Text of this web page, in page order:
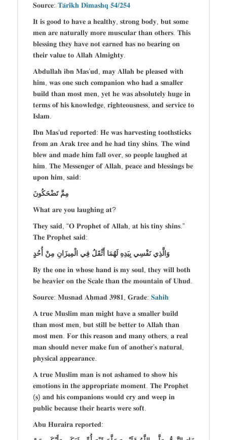
𝐒𝐨𝐮𝐫𝐜𝐞: 𝐓𝐚̄𝐫𝐢̄𝐤𝐡 𝐃𝐢𝐦𝐚𝐬𝐡𝐪 𝟓𝟒/𝟐𝟓𝟒
𝐈𝐭 𝐢𝐬 𝐠𝐨𝐨𝐝 𝐭𝐨 𝐡𝐚𝐯𝐞 𝐚 𝐡𝐞𝐚𝐥𝐭𝐡𝐲, 𝐬𝐭𝐫𝐨𝐧𝐠 𝐛𝐨𝐝𝐲, 𝐛𝐮𝐭 𝐬𝐨𝐦𝐞
𝐦𝐞𝐧 𝐚𝐫𝐞 𝐧𝐚𝐭𝐮𝐫𝐚𝐥𝐥𝐲 𝐦𝐨𝐫𝐞 𝐦𝐮𝐬𝐜𝐮𝐥𝐚𝐫 𝐭𝐡𝐚𝐧 𝐨𝐭𝐡𝐞𝐫𝐬. 𝐓𝐡𝐢𝐬
𝐛𝐥𝐞𝐬𝐬𝐢𝐧𝐠 𝐭𝐡𝐞𝐲 𝐡𝐚𝐯𝐞 𝐧𝐨𝐭 𝐞𝐚𝐫𝐧𝐞𝐝 𝐡𝐚𝐬 𝐧𝐨 𝐛𝐞𝐚𝐫𝐢𝐧𝐠 𝐨𝐧
𝐭𝐡𝐞𝐢𝐫 𝐯𝐚𝐥𝐮𝐞 𝐭𝐨 𝐀𝐥𝐥𝐚𝐡 𝐀𝐥𝐦𝐢𝐠𝐡𝐭𝐲.
𝐀𝐛𝐝𝐮𝐥𝐥𝐚𝐡 𝐢𝐛𝐧 𝐌𝐚𝐬’𝐮𝐝, 𝐦𝐚𝐲 𝐀𝐥𝐥𝐚𝐡 𝐛𝐞 𝐩𝐥𝐞𝐚𝐬𝐞𝐝 𝐰𝐢𝐭𝐡
𝐡𝐢𝐦, 𝐰𝐚𝐬 𝐨𝐧𝐞 𝐬𝐮𝐜𝐡 𝐜𝐨𝐦𝐩𝐚𝐧𝐢𝐨𝐧 𝐰𝐡𝐨 𝐡𝐚𝐝 𝐚 𝐬𝐦𝐚𝐥𝐥𝐞𝐫
𝐛𝐮𝐢𝐥𝐝 𝐭𝐡𝐚𝐧 𝐦𝐨𝐬𝐭 𝐦𝐞𝐧, 𝐲𝐞𝐭 𝐡𝐞 𝐰𝐚𝐬 𝐚𝐛𝐬𝐨𝐥𝐮𝐭𝐞𝐥𝐲 𝐡𝐮𝐠𝐞 𝐢𝐧
𝐭𝐞𝐫𝐦𝐬 𝐨𝐟 𝐡𝐢𝐬 𝐤𝐧𝐨𝐰𝐥𝐞𝐝𝐠𝐞, 𝐫𝐢𝐠𝐡𝐭𝐞𝐨𝐮𝐬𝐧𝐞𝐬𝐬, 𝐚𝐧𝐝 𝐬𝐞𝐫𝐯𝐢𝐜𝐞 𝐭𝐨
𝐈𝐬𝐥𝐚𝐦.
𝐈𝐛𝐧 𝐌𝐚𝐬’𝐮𝐝 𝐫𝐞𝐩𝐨𝐫𝐭𝐞𝐝: 𝐇𝐞 𝐰𝐚𝐬 𝐡𝐚𝐫𝐯𝐞𝐬𝐭𝐢𝐧𝐠 𝐭𝐨𝐨𝐭𝐡𝐬𝐭𝐢𝐜𝐤𝐬
𝐟𝐫𝐨𝐦 𝐚𝐧 𝐀𝐫𝐚𝐤 𝐭𝐫𝐞𝐞 𝐚𝐧𝐝 𝐡𝐞 𝐡𝐚𝐝 𝐭𝐢𝐧𝐲 𝐬𝐡𝐢𝐧𝐬. 𝐓𝐡𝐞 𝐰𝐢𝐧𝐝
𝐛𝐥𝐞𝐰 𝐚𝐧𝐝 𝐦𝐚𝐝𝐞 𝐡𝐢𝐦 𝐟𝐚𝐥𝐥 𝐨𝐯𝐞𝐫, 𝐬𝐨 𝐩𝐞𝐨𝐩𝐥𝐞 𝐥𝐚𝐮𝐠𝐡𝐞𝐝 𝐚𝐭
𝐡𝐢𝐦. 𝐓𝐡𝐞 𝐌𝐞𝐬𝐬𝐞𝐧𝐠𝐞𝐫 𝐨𝐟 𝐀𝐥𝐥𝐚𝐡, 𝐩𝐞𝐚𝐜𝐞 𝐚𝐧𝐝 𝐛𝐥𝐞𝐬𝐬𝐢𝐧𝐠𝐬 𝐛𝐞
𝐮𝐩𝐨𝐧 𝐡𝐢𝐦, 𝐬𝐚𝐢𝐝:
مِمَّ تَضْحَكُونَ
𝐖𝐡𝐚𝐭 𝐚𝐫𝐞 𝐲𝐨𝐮 𝐥𝐚𝐮𝐠𝐡𝐢𝐧𝐠 𝐚𝐭?
𝐓𝐡𝐞𝐲 𝐬𝐚𝐢𝐝, “𝐎 𝐏𝐫𝐨𝐩𝐡𝐞𝐭 𝐨𝐟 𝐀𝐥𝐥𝐚𝐡, 𝐚𝐭 𝐡𝐢𝐬 𝐭𝐢𝐧𝐲 𝐬𝐡𝐢𝐧𝐬.”
𝐓𝐡𝐞 𝐏𝐫𝐨𝐩𝐡𝐞𝐭 𝐬𝐚𝐢𝐝:
وَالَّذِي نَفْسِي بِيَدِهِ لَهُمَا أَثْقَلُ فِي الْمِيزَانِ مِنْ أُحُدٍ
𝐁𝐲 𝐭𝐡𝐞 𝐨𝐧𝐞 𝐢𝐧 𝐰𝐡𝐨𝐬𝐞 𝐡𝐚𝐧𝐝 𝐢𝐬 𝐦𝐲 𝐬𝐨𝐮𝐥, 𝐭𝐡𝐞𝐲 𝐰𝐢𝐥𝐥 𝐛𝐨𝐭𝐡
𝐛𝐞 𝐡𝐞𝐚𝐯𝐢𝐞𝐫 𝐨𝐧 𝐭𝐡𝐞 𝐒𝐜𝐚𝐥𝐞 𝐭𝐡𝐚𝐧 𝐭𝐡𝐞 𝐦𝐨𝐮𝐧𝐭𝐚𝐢𝐧 𝐨𝐟 𝐔𝐡𝐮𝐝.
𝐒𝐨𝐮𝐫𝐜𝐞: 𝐌𝐮𝐬𝐧𝐚𝐝 𝐀𝐡̣𝐦𝐚𝐝 𝟑𝟗𝟖𝟏, 𝐆𝐫𝐚𝐝𝐞: 𝐒𝐚𝐡𝐢𝐡
𝐀 𝐭𝐫𝐮𝐞 𝐌𝐮𝐬𝐥𝐢𝐦 𝐦𝐚𝐧 𝐦𝐢𝐠𝐡𝐭 𝐡𝐚𝐯𝐞 𝐚 𝐬𝐦𝐚𝐥𝐥𝐞𝐫 𝐛𝐮𝐢𝐥𝐝
𝐭𝐡𝐚𝐧 𝐦𝐨𝐬𝐭 𝐦𝐞𝐧, 𝐛𝐮𝐭 𝐬𝐭𝐢𝐥𝐥 𝐛𝐞 𝐛𝐞𝐭𝐭𝐞𝐫 𝐭𝐨 𝐀𝐥𝐥𝐚𝐡 𝐭𝐡𝐚𝐧
𝐦𝐨𝐬𝐭 𝐦𝐞𝐧. 𝐅𝐨𝐫 𝐭𝐡𝐢𝐬 𝐫𝐞𝐚𝐬𝐨𝐧 𝐚𝐧𝐝 𝐦𝐚𝐧𝐲 𝐨𝐭𝐡𝐞𝐫𝐬, 𝐚 𝐫𝐞𝐚𝐥
𝐦𝐚𝐧 𝐬𝐡𝐨𝐮𝐥𝐝 𝐧𝐞𝐯𝐞𝐫 𝐦𝐚𝐤𝐞 𝐟𝐮𝐧 𝐨𝐟 𝐚𝐧𝐨𝐭𝐡𝐞𝐫’𝐬 𝐧𝐚𝐭𝐮𝐫𝐚𝐥,
𝐩𝐡𝐲𝐬𝐢𝐜𝐚𝐥 𝐚𝐩𝐩𝐞𝐚𝐫𝐚𝐧𝐜𝐞.
𝐀 𝐭𝐫𝐮𝐞 𝐌𝐮𝐬𝐥𝐢𝐦 𝐦𝐚𝐧 𝐢𝐬 𝐧𝐨𝐭 𝐚𝐬𝐡𝐚𝐦𝐞𝐝 𝐭𝐨 𝐬𝐡𝐨𝐰 𝐡𝐢𝐬
𝐞𝐦𝐨𝐭𝐢𝐨𝐧𝐬 𝐢𝐧 𝐭𝐡𝐞 𝐚𝐩𝐩𝐫𝐨𝐩𝐫𝐢𝐚𝐭𝐞 𝐦𝐨𝐦𝐞𝐧𝐭. 𝐓𝐡𝐞 𝐏𝐫𝐨𝐩𝐡𝐞𝐭
(𝐬̣) 𝐚𝐧𝐝 𝐡𝐢𝐬 𝐜𝐨𝐦𝐩𝐚𝐧𝐢𝐨𝐧𝐬 𝐰𝐨𝐮𝐥𝐝 𝐜𝐫𝐲 𝐚𝐧𝐝 𝐰𝐞𝐞𝐩 𝐢𝐧
𝐩𝐮𝐛𝐥𝐢𝐜 𝐛𝐞𝐜𝐚𝐮𝐬𝐞 𝐭𝐡𝐞𝐢𝐫 𝐡𝐞𝐚𝐫𝐭𝐬 𝐰𝐞𝐫𝐞 𝐬𝐨𝐟𝐭.
𝐀𝐛𝐮 𝐇𝐮𝐫𝐚𝐢𝐫𝐚 𝐫𝐞𝐩𝐨𝐫𝐭𝐞𝐝: